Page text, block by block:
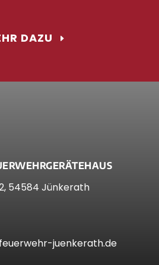
DAZU
54584 Jünkerath
juenkerath.de